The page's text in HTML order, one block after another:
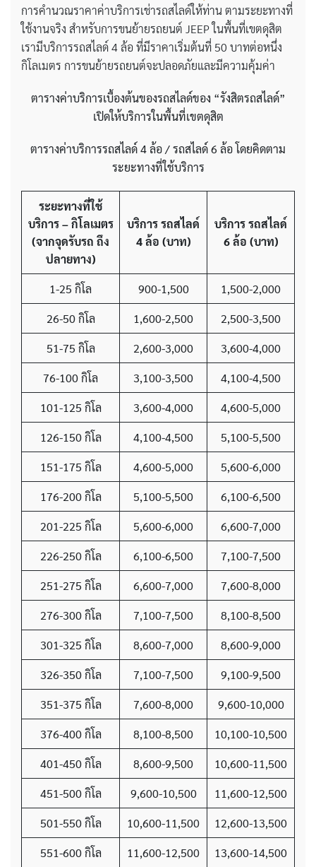
การคำนวณราคาค่าบริการเช่ารถสไลด์ให้ท่าน ตามระยะทางที่
ใช้งานจริง สำหรับการขนย้ายรถยนต์ JEEP ในพื้นที่เขตดุสิต
เรามีบริการรถสไลด์ 4 ล้อ ที่มีราคาเริ่มต้นที่ 50 บาทต่อหนึ่ง
กิโลเมตร การขนย้ายรถยนต์จะปลอดภัยและมีความคุ้มค่า
ตารางค่าบริการเบื้องต้นของรถสไลด์ของ “รังสิตรถสไลด์”
เปิดให้บริการในพื้นที่เขตดุสิต
ตารางค่าบริการรถสไลด์4 ล้อ / รถสไลด์ 6 ล้อ โดยคิดตาม
ระยะทางที่ใช้บริการ
ระยะทางที่ใช้
บริการ – กิโลเมตร
(จากจุดรับรถ ถึง
ปลายทาง)
บริการ รถสไลด์
4 ล้อ (บาท)
บริการ รถสไลด์
6 ล้อ (บาท)
1-25 กิโล 900-1,500
1,500-2,000
26-50 กิโล
1,600-2,500
2,500-3,500
51-75 กิโล
2,600-3,000
3,600-4,000
76-100 กิโล
3,100-3,500
4,100-4,500
101-125 กิโล
3,600-4,000
4,600-5,000
126-150 กิโล
4,100-4,500
5,100-5,500
151-175 กิโล
4,600-5,000
5,600-6,000
176-200 กิโล
5,100-5,500
6,100-6,500
201-225 กิโล
5,600-6,000
6,600-7,000
226-250 กิโล
6,100-6,500
7,100-7,500
251-275 กิโล
6,600-7,000
7,600-8,000
276-300 กิโล
7,100-7,500
8,100-8,500
301-325 กิโล
8,600-7,000
8,600-9,000
326-350 กิโล
7,100-7,500
9,100-9,500
351-375 กิโล
7,600-8,000
9,600-10,000
376-400 กิโล
8,100-8,500
10,100-10,500
401-450 กิโล
8,600-9,500
10,600-11,500
451-500 กิโล
9,600-10,500
11,600-12,500
501-550 กิโล
10,600-11,500
12,600-13,500
551-600 กิโล
11,600-12,500 13,600-14,500